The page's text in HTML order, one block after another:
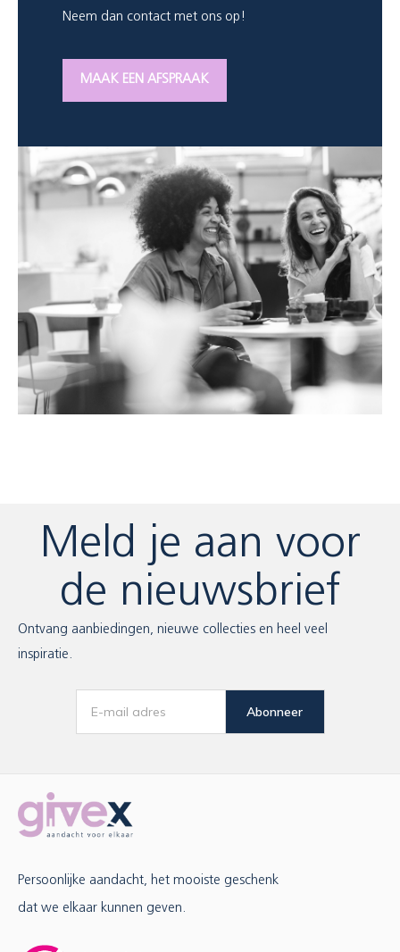
Neem dan contact met ons op!
MAAK EEN AFSPRAAK
Meld je aan voor
de nieuwsbrief
Ontvang aanbiedingen, nieuwe collecties en heel veel
inspiratie.
Abonneer
Persoonlijke aandacht, het mooiste geschenk
dat we elkaar kunnen geven.